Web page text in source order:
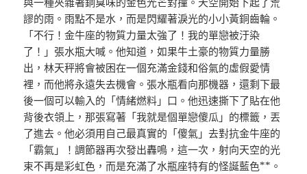
謬的雨。雨點不是水，而是閃耀著淚光的小小黃銅齒輪。
「不行！金牛座的物質力量太強了！我的單戀被汙染
了！」張水瓶大喊。他知道，如果牛土豪的物質力量勝
出，林天秤將會被困在一個充滿金錢和俗氣的虛假愛情
裡，而他將永遠失去機會。張水瓶看向那機器，還剩下最
後一個可以輸入的「情緒燃料」口。他迅速撕下了貼在他
背後衣領上，那張寫著「我就是個單戀傻瓜」的標籤，丟
了進去。他必須用自己最真實的「傻氣」去對抗金牛座的
「霸氣」！調節器再次發出轟鳴，這一次，射向天空的光
束不再是彩虹色，而是充滿了水瓶座特有的怪誕藍色**。